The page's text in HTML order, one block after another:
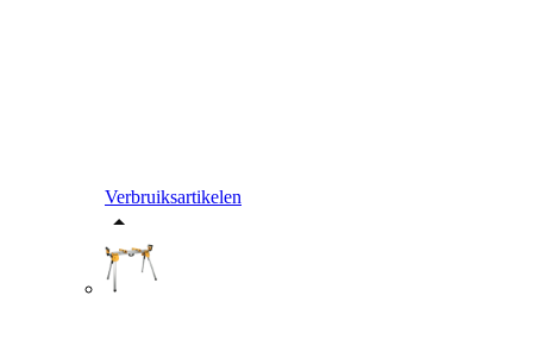
Verbruiksartikelen